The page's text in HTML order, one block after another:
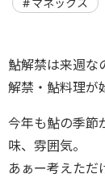
鮎解禁は来週な
解禁・鮎料理が
今年も鮎の季節
味、雰囲気。
あぁー考えただ